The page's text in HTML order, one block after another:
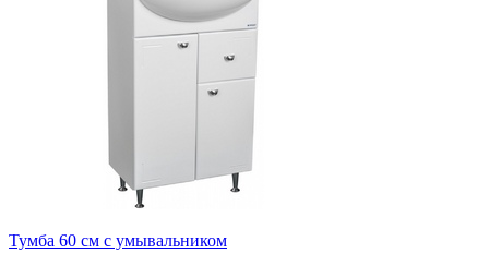
Тумба 60 см с умывальником